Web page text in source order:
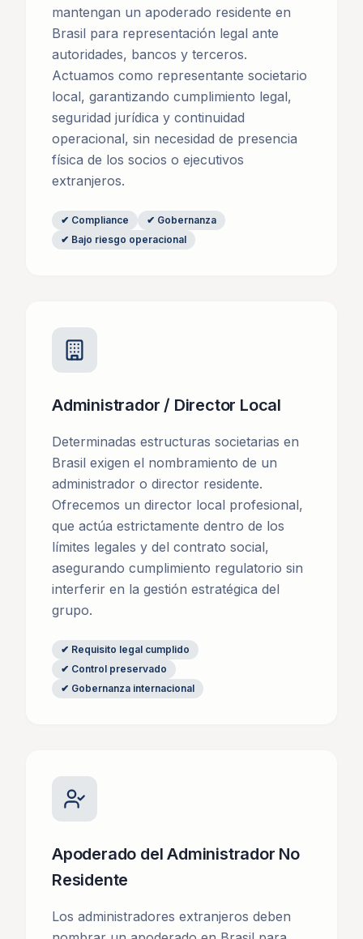
mantengan un apoderado residente en
Brasil para representación legal ante
autoridades, bancos y terceros.
Actuamos como representante societario
local, garantizando cumplimiento legal,
seguridad jurídica y continuidad
operacional, sin necesidad de presencia
física de los socios o ejecutivos
extranjeros.
✔ Compliance ✔ Gobernanza
✔ Bajo riesgo operacional
Administrador / Director Local
Determinadas estructuras societarias en
Brasil exigen el nombramiento de un
administrador o director residente.
Ofrecemos un director local profesional,
que actúa estrictamente dentro de los
límites legales y del contrato social,
asegurando cumplimiento regulatorio sin
interferir en la gestión estratégica del
grupo.
✔ Requisito legal cumplido
✔ Control preservado
✔ Gobernanza internacional
Apoderado del Administrador No
Residente
Los administradores extranjeros deben